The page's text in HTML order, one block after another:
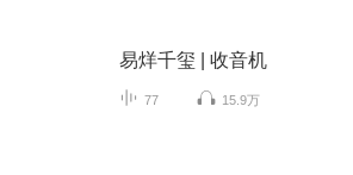
易烊千玺 | 收音机
77 15.9万